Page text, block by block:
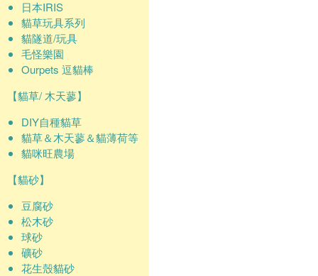
日本IRIS
貓草玩具系列
貓隧道/玩具
毛怪樂園
Ourpets 逗貓棒
【貓草/ 木天蓼】
DIY自種貓草
貓草＆木天蓼＆貓薄荷等
貓咪旺農場
【貓砂】
豆腐砂
松木砂
球砂
礦砂
花生殼貓砂